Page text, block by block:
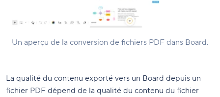
Un aperçu de la conversion de fichiers PDF dans Board.
La qualité du contenu exporté vers un Board depuis un
fichier PDF dépend de la qualité du contenu du fichier